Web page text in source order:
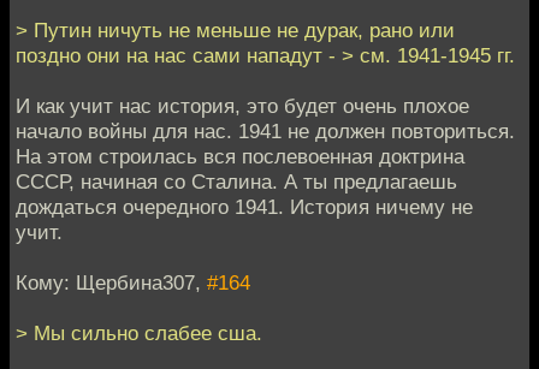
> Путин ничуть не меньше не дурак, рано или
поздно они на нас сами нападут - > см. 1941-1945 гг.
И как учит нас история, это будет очень плохое
начало войны для нас. 1941 не должен повториться.
На этом строилась вся послевоенная доктрина
СССР, начиная со Сталина. А ты предлагаешь
дождаться очередного 1941. История ничему не
учит.
Кому: Щербина307, #164
> Мы сильно слабее сша.